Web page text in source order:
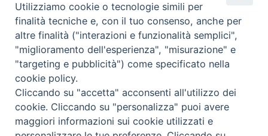
Regione ecclesiastica Puglia
Via Beltrani, 9
76125 Trani BT
Centralino Tel. 0883 494211
Cancelleria Tel. 0883 494204
cancelleria@arcidiocesitrani.it
Utilizziamo cookie o tecnologie simili per
finalità tecniche e, con il tuo consenso, anche per
altre finalità ("interazioni e funzionalità semplici",
"miglioramento dell'esperienza", "misurazione" e
"targeting e pubblicità") come specificato nella
cookie policy.
Cliccando su "accetta" acconsenti all'utilizzo dei
cookie. Cliccando su "personalizza" puoi avere
maggiori informazioni sui cookie utilizzati e